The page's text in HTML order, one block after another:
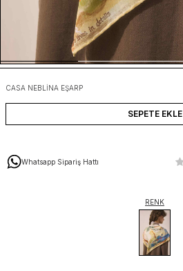
CASA NEBLINA EŞARP
SEPETE EKLE
Whatsapp Sipariş Hattı
RENK